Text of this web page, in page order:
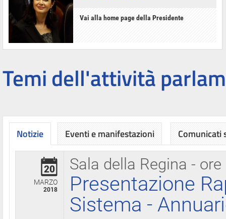
Vai alla home page della Presidente
Temi dell'attività
Notizie
Sala della Regina - ore
20
MARZO
2018
Presentazione
Sistema -
Eventi e manifestazioni Comunicati